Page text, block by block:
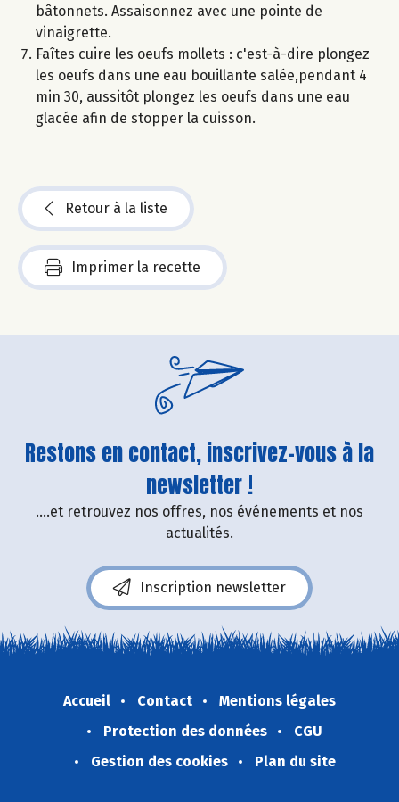
bâtonnets. Assaisonnez avec une pointe de
vinaigrette.
Faîtes cuire les oeufs mollets : c'est-à-dire plongez
les oeufs dans une eau bouillante salée,pendant 4
min 30, aussitôt plongez les oeufs dans une eau
glacée afin de stopper la cuisson.
Retour à la liste
Imprimer la recette
Restons en contact, inscrivez-vous à la
newsletter !
....et retrouvez nos offres, nos événements et nos
actualités.
Inscription newsletter
Accueil Contact
Mentions légales
Protection des données
CGU
Gestion des cookies
Plan du site